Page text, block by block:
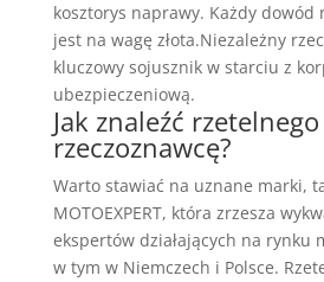
kosztorys naprawy. Każdy dowód
jest na wagę złota.Niezależny
kluczowy sojusznik w starciu z
ubezpieczeniową.
Jak znaleźć rzetelnego
rzeczoznawcę?
Warto stawiać na uznane marki,
MOTOEXPERT, która zrzesza
ekspertów działających na rynku
w tym w Niemczech i Polsce.